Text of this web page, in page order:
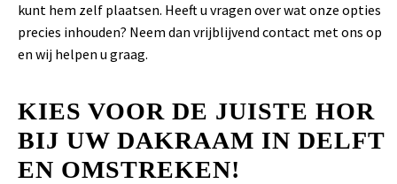
kunt hem zelf plaatsen. Heeft u vragen over wat onze opties
precies inhouden? Neem dan vrijblijvend contact met ons op
en wij helpen u graag.
KIES VOOR DE JUISTE HOR
BIJ UW DAKRAAM IN DELFT
EN OMSTREKEN!